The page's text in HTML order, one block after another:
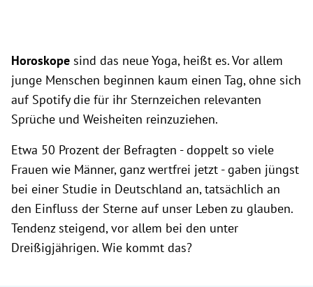
Horoskope sind das neue Yoga, heißt es. Vor allem
junge Menschen beginnen kaum einen Tag, ohne sich
auf Spotify die für ihr Sternzeichen relevanten
Sprüche und Weisheiten reinzuziehen.
Etwa 50 Prozent der Befragten - doppelt so viele
Frauen wie Männer, ganz wertfrei jetzt - gaben jüngst
bei einer Studie in Deutschland an, tatsächlich an
den Einfluss der Sterne auf unser Leben zu glauben.
Tendenz steigend, vor allem bei den unter
Dreißigjährigen. Wie kommt das?